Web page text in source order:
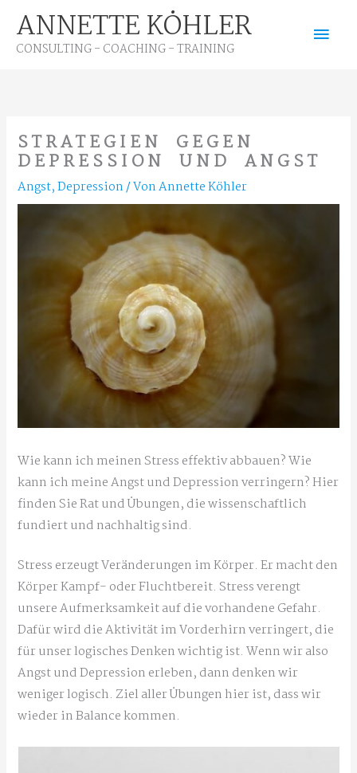
Inhalt
springen
ANNETTE KÖHLER
CONSULTING - COACHING - TRAINING
STRATEGIEN GEGEN
DEPRESSION UND ANGST
Angst,Depression/ VonAnnette Köhler
Wie kann ich meinen Stress effektiv abbauen? Wie
kann ich meine Angst und Depression verringern? Hier
finden Sie Rat und Übungen, die wissenschaftlich
fundiert und nachhaltig sind.
Stress erzeugt Veränderungen im Körper. Er macht den
Körper Kampf- oder Fluchtbereit. Stress verengt
unsere Aufmerksamkeit auf die vorhandene Gefahr.
Dafür wird die Aktivität im Vorderhirn verringert, die
für unser logisches Denken wichtig ist. Wenn wir also
Angst und Depression erleben, dann denken wir
weniger logisch. Ziel aller Übungen hier ist, dass wir
wieder in Balance kommen.